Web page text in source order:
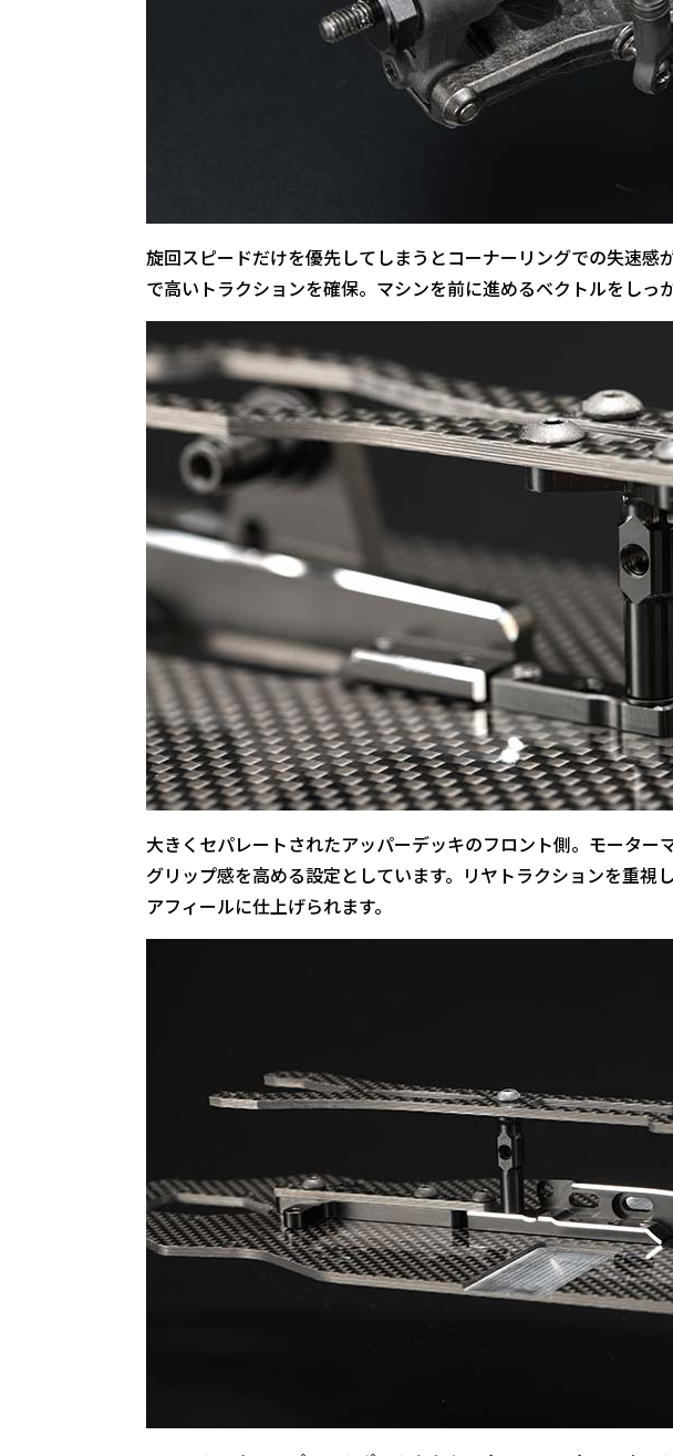
旋回スピードだけを優先してしまうとコーナーリングでの失速
で高いトラクションを確保。マシンを前に進めるベクトルをしっ
大きくセパレートされたアッパーデッキのフロント側。モータ
グリップ感を高める設定としています。リヤトラクションを重
アフィールに仕上げられます。